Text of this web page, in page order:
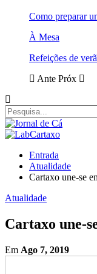
Como preparar
À Mesa
Refeições de
Ante Próx
Entrada
Atualidade
Cartaxo une-se
Atualidade
Cartaxo une-
Em Ago 7, 2019